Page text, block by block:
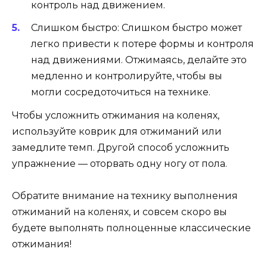
контроль над движением.
Слишком быстро: Слишком быстро может
легко привести к потере формы и контроля
над движениями. Отжимаясь, делайте это
медленно и контролируйте, чтобы вы
могли сосредоточиться на технике.
Чтобы усложнить отжимания на коленях,
используйте коврик для отжиманий или
замедлите темп. Другой способ усложнить
упражнение — оторвать одну ногу от пола.
Обратите внимание на технику выполнения
отжиманий на коленях, и совсем скоро вы
будете выполнять полноценные классические
отжимания!